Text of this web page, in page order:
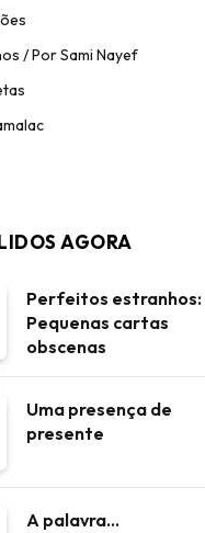
/ Por Sami Nayef
AGORA
Perfeitos estranhos:
Pequenas cartas
obscenas
Uma presença de
presente
A palavra…